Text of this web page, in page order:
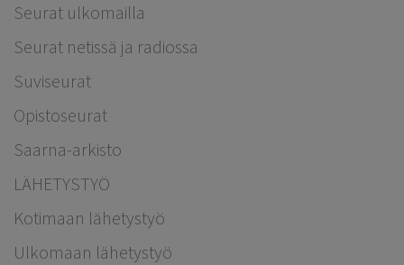
Seurat ulkomailla
Seurat netissä ja radiossa
Suviseurat
Opistoseurat
Saarna-arkisto
LÄHETYSTYÖ
Kotimaan lähetystyö
Ulkomaan lähetystyö